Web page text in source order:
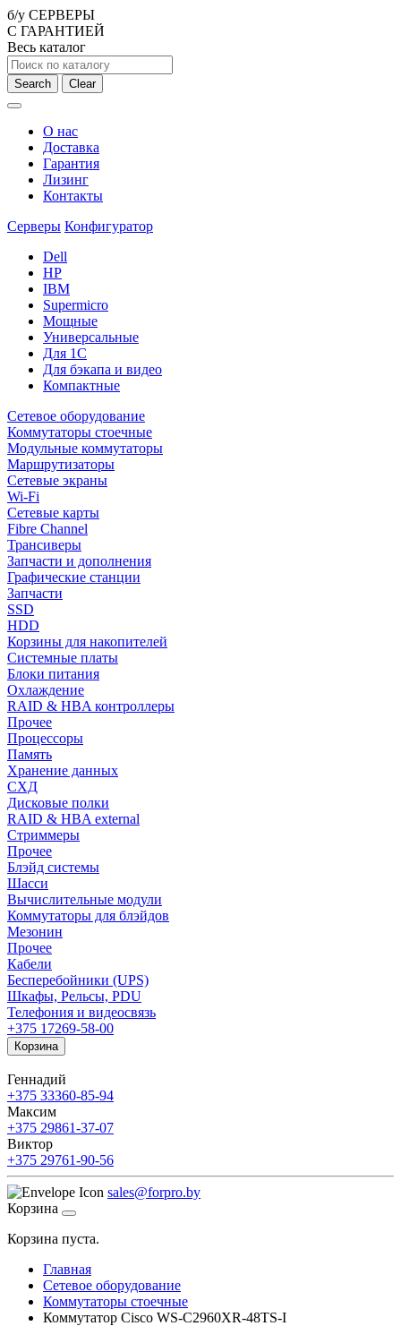
б/у СЕРВЕРЫ
С ГАРАНТИЕЙ
Весь каталог
Search Clear
О нас
Доставка
Гарантия
Лизинг
Контакты
Серверы Конфигуратор
Dell
HP
IBM
Supermicro
Мощные
Универсальные
Для 1С
Для бэкапа и видео
Компактные
Сетевое оборудование
Коммутаторы стоечные
Модульные коммутаторы
Маршрутизаторы
Сетевые экраны
Wi-Fi
Сетевые карты
Fibre Channel
Трансиверы
Запчасти и дополнения
Графические станции
Запчасти
SSD
HDD
Корзины для накопителей
Системные платы
Блоки питания
Охлаждение
RAID & HBA контроллеры
Прочее
Процессоры
Память
Хранение данных
СХД
Дисковые полки
RAID & HBA external
Стриммеры
Прочее
Блэйд системы
Шасси
Вычислительные модули
Коммутаторы для блэйдов
Мезонин
Прочее
Кабели
Бесперебойники (UPS)
Шкафы, Рельсы, PDU
Телефония и видеосвязь
+375 17269-58-00
Корзина
Геннадий
+375 33360-85-94
Максим
+375 29861-37-07
Виктор
+375 29761-90-56
sales@forpro.by
Корзина
Корзина пуста.
Главная
Сетевое оборудование
Коммутаторы стоечные
Коммутатор Cisco WS-C2960XR-48TS-I